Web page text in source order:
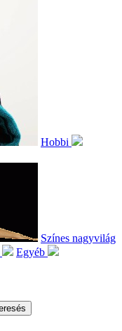
Hobbi
Színes nagyvilág
Egyéb